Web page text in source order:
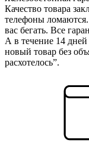
Качество товара
телефоны
вас бегать. Все
А в течение 14
новый товар без
расхотелось”.